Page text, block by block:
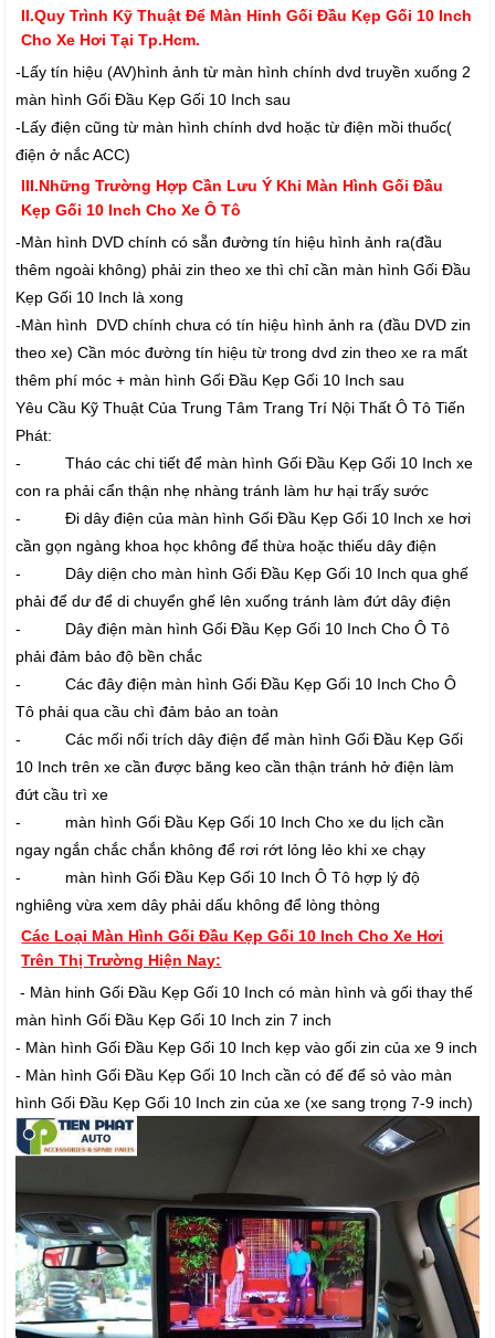
II.Quy Trình Kỹ Thuật Để Màn Hinh Gối Đầu Kẹp Gối 10 Inch
Cho Xe Hơi Tại Tp.Hcm.
-Lấy tín hiệu (AV)hình ảnh từ màn hình chính dvd truyền xuống 2
màn hình Gối Đầu Kẹp Gối 10 Inch sau
-Lấy điện cũng từ màn hình chính dvd hoặc từ điện mồi thuốc(
điện ở nắc ACC)
III.Những Trường Hợp Cần Lưu Ý Khi Màn Hình Gối Đầu
Kẹp Gối 10 Inch Cho Xe Ô Tô
-Màn hình DVD chính có sẵn đường tín hiệu hình ảnh ra(đầu
thêm ngoài không) phải zin theo xe thì chỉ cần màn hình Gối Đầu
Kẹp Gối 10 Inch là xong
-Màn hình DVD chính chưa có tín hiệu hình ảnh ra (đầu DVD zin
theo xe) Cần móc đường tín hiệu từ trong dvd zin theo xe ra mất
thêm phí móc + màn hình Gối Đầu Kẹp Gối 10 Inch sau
Yêu Cầu Kỹ Thuật Của Trung Tâm Trang Trí Nội Thất Ô Tô Tiến
Phát:
- Tháo các chi tiết để màn hình Gối Đầu Kẹp Gối 10 Inch xe
con ra phải cẩn thận nhẹ nhàng tránh làm hư hại trấy sước
- Đi dây điện của màn hình Gối Đầu Kẹp Gối 10 Inch xe hơi
cần gọn ngàng khoa học không để thừa hoặc thiếu dây điện
- Dây diện cho màn hình Gối Đầu Kẹp Gối 10 Inch qua ghế
phải để dư để di chuyển ghế lên xuống tránh làm đứt dây điện
- Dây điện màn hình Gối Đầu Kẹp Gối 10 Inch Cho Ô Tô
phải đảm bảo độ bền chắc
- Các đây điện màn hình Gối Đầu Kẹp Gối 10 Inch Cho Ô
Tô phải qua cầu chì đảm bảo an toàn
- Các mối nối trích dây điện để màn hình Gối Đầu Kẹp Gối
10 Inch trên xe cần được băng keo cần thận tránh hở điện làm
đứt cầu trì xe
- màn hình Gối Đầu Kẹp Gối 10 Inch Cho xe du lịch cần
ngay ngắn chắc chắn không để rơi rớt lỏng lẻo khi xe chạy
- màn hình Gối Đầu Kẹp Gối 10 Inch Ô Tô hợp lý độ
nghiêng vừa xem dây phải dấu không để lòng thòng
Các Loại Màn Hình Gối Đầu Kẹp Gối 10 Inch Cho Xe Hơi
Trên Thị Trường Hiện Nay:
- Màn hinh Gối Đầu Kẹp Gối 10 Inch có màn hình và gối thay thế
màn hình Gối Đầu Kẹp Gối 10 Inch zin 7 inch
- Màn hình Gối Đầu Kẹp Gối 10 Inch kẹp vào gối zin của xe 9 inch
- Màn hình Gối Đầu Kẹp Gối 10 Inch cần có đế để sỏ vào màn
hình Gối Đầu Kẹp Gối 10 Inch zin của xe (xe sang trọng 7-9 inch)